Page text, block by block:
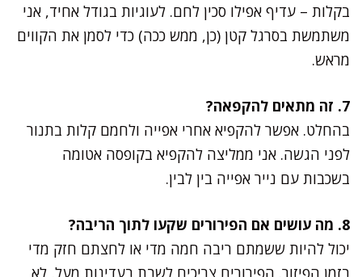
בקלות – עדיף אפילו סכין לחם. לעוגיות בגודל אחיד, אני
משתמשת בסרגל קטן (כן, ממש ככה) כדי לסמן את הקווים
מראש.
7. זה מתאים להקפאה?
בהחלט. אפשר להקפיא אחרי אפייה ולחמם קלות בתנור
לפני הגשה. אני ממליצה להקפיא בקופסה אטומה
בשכבות עם נייר אפייה בין לבין.
8. מה עושים אם הפירורים שקעו לתוך הריבה?
יכול להיות ששמתם ריבה חמה מדי או לחצתם חזק מדי
בזמן הפיזור. הפירורים צריכים לשבת בעדינות מעל, לא